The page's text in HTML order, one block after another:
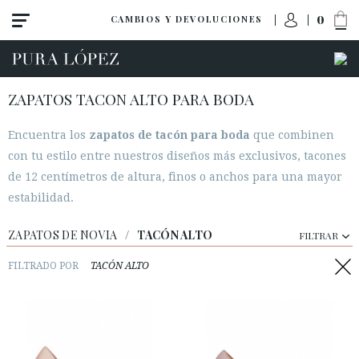
CAMBIOS Y DEVOLUCIONES 0
Tacón medio
ZAPATOS TACON ALTO PARA BODA
Encuentra los zapatos de tacón para boda que combinen
con tu estilo entre nuestros diseños más exclusivos, tacones
de 12 centímetros de altura, finos o anchos para una mayor
estabilidad.
ZAPATOS DE NOVIA / TACÓN ALTO FILTRAR
FILTRADO POR TACÓN ALTO